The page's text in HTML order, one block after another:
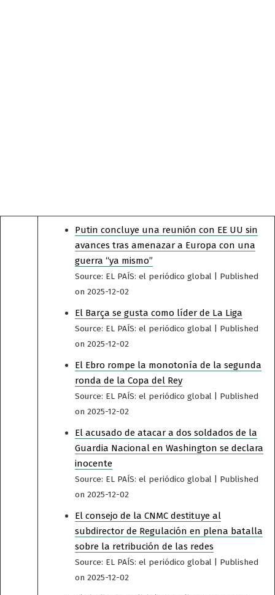
Putin concluye una reunión con EE UU sin
avances tras amenazar a Europa con una
guerra “ya mismo”
Source: EL PAÍS: el periódico global
Published
on 2025-12-02
El Barça se gusta como líder de La Liga
Source: EL PAÍS: el periódico global
Published
on 2025-12-02
El Ebro rompe la monotonía de la segunda
ronda de la Copa del Rey
Source: EL PAÍS: el periódico global
Published
on 2025-12-02
El acusado de atacar a dos soldados de la
Guardia Nacional en Washington se declara
inocente
Source: EL PAÍS: el periódico global
Published
on 2025-12-02
El consejo de la CNMC destituye al
subdirector de Regulación en plena batalla
sobre la retribución de las redes
Source: EL PAÍS: el periódico global
Published
on 2025-12-02